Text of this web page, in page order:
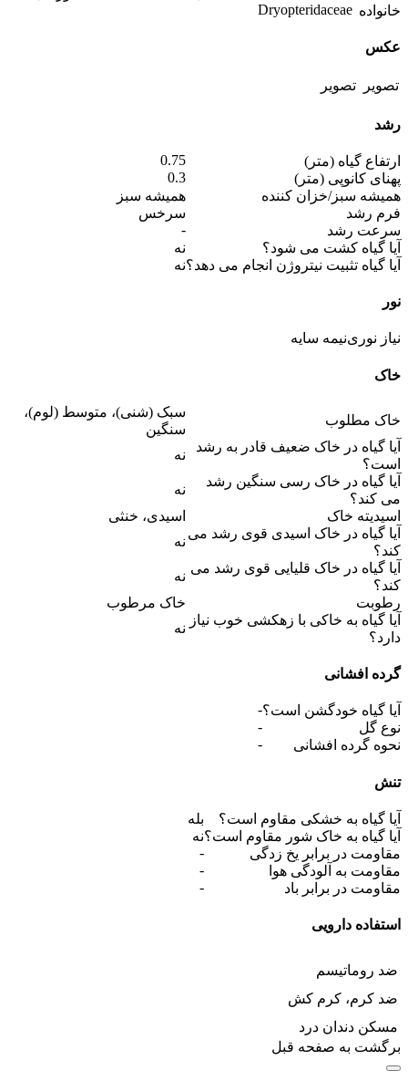
خانواده Dryopteridaceae
عکس
رشد
ارتفاع گیاه (متر)
0.75
پهنای کانوپی (متر)
0.3
همیشه سبز/خزان کننده
همیشه سبز
فرم رشد
سرخس
سرعت رشد
-
آیا گیاه کشت می شود؟
نه
آیا گیاه تثبیت نیتروژن انجام می دهد؟نه
نور
نیاز نورینیمه سایه
خاک
خاک مطلوب
سبک (شنی)، متوسط (لوم)،
سنگین
آیا گیاه در خاک ضعیف قادر به رشد
است؟
نه
آیا گیاه در خاک رسی سنگین رشد
می کند؟
نه
اسیدیته خاک
اسیدی، خنثی
آیا گیاه در خاک اسیدی قوی رشد می
کند؟
نه
آیا گیاه در خاک قلیایی قوی رشد می
کند؟
نه
رطوبت
خاک مرطوب
آیا گیاه به خاکی با زهکشی خوب نیاز
دارد؟
نه
گرده افشانی
آیا گیاه خودگشن است؟-
نوع گل
-
نحوه گرده افشانی
-
تنش
آیا گیاه به خشکی مقاوم است؟
بله
آیا گیاه به خاک شور مقاوم است؟نه
مقاومت در برابر یخ زدگی
-
مقاومت به آلودگی هوا
-
مقاومت در برابر باد
-
استفاده دارویی
ضد روماتیسم
ضد کرم، کرم کش
مسکن دندان درد
برگشت به صفحه قبل